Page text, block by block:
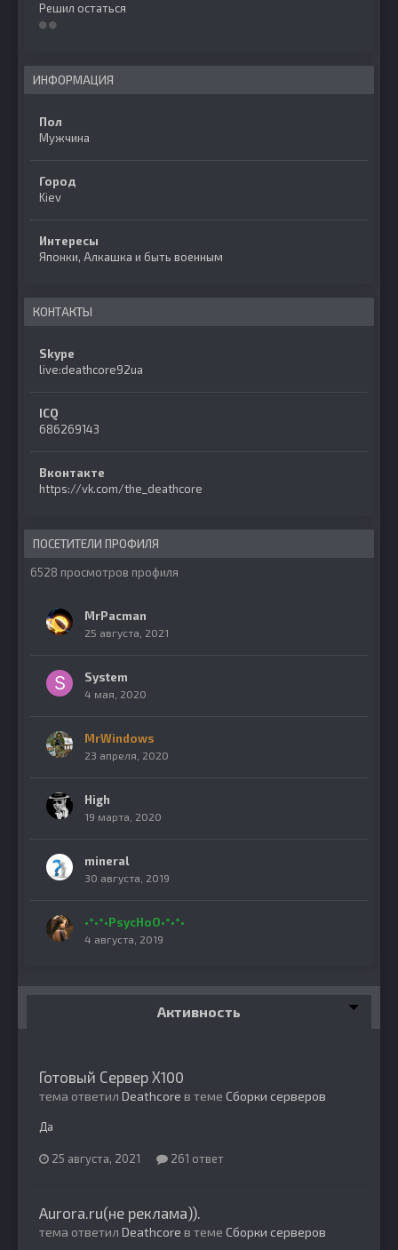
Решил остаться
ИНФОРМАЦИЯ
Пол
Мужчина
Город
Kiev
Интересы
Японки, Алкашка и быть военным
КОНТАКТЫ
Skype
live:deathcore92ua
ICQ
686269143
Вконтакте
https://vk.com/the_deathcore
ПОСЕТИТЕЛИ ПРОФИЛЯ
6528 просмотров профиля
MrPacman
25 августа, 2021
System
4 мая, 2020
MrWindows
23 апреля, 2020
High
19 марта, 2020
mineral
30 августа, 2019
•°•°•PsycHoO•°•°•
4 августа, 2019
Активность
Готовый Сервер Х100
тема ответил Deathcore в теме Сборки серверов
Да
25 августа, 2021 261 ответ
Aurora.ru(не реклама)).
тема ответил Deathcore в теме Сборки серверов